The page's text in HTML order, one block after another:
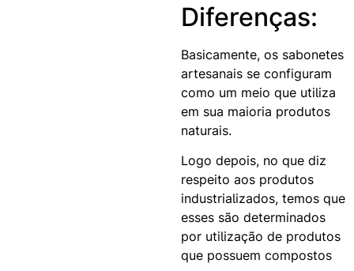
Diferenças:
Basicamente, os sabonetes
artesanais se configuram
como um meio que utiliza
em sua maioria produtos
naturais.
Logo depois, no que diz
respeito aos produtos
industrializados, temos que
esses são determinados
por utilização de produtos
que possuem compostos